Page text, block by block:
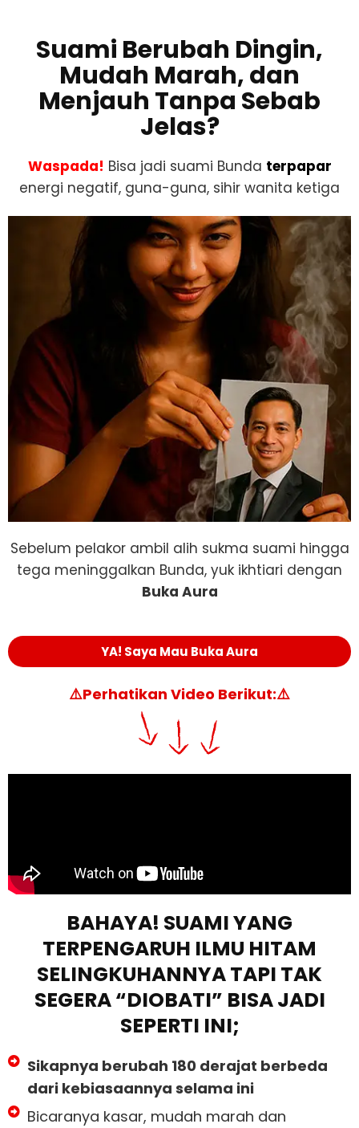
Suami Berubah Dingin,
Mudah Marah, dan
Menjauh Tanpa Sebab
Jelas?
Waspada! Bisa jadi suami Bunda terpapar
energi negatif, guna-guna, sihir wanita ketiga
Sebelum pelakor ambil alih sukma suami hingga
tega meninggalkan Bunda, yuk ikhtiari dengan
Buka Aura
YA! Saya Mau Buka Aura
⚠️Perhatikan Video Berikut:⚠️
BAHAYA! SUAMI YANG
TERPENGARUH ILMU HITAM
SELINGKUHANNYA TAPI TAK
SEGERA “DIOBATI” BISA JADI
SEPERTI INI;
Sikapnya berubah 180 derajat berbeda
dari kebiasaannya selama ini
Bicaranya kasar, mudah marah dan